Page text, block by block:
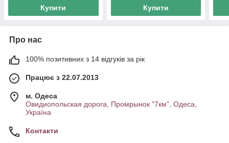
Купити Купити
Про нас
100% позитивних з 14 відгуків за рік
Працює з 22.07.2013
м. Одеса
Овидиопольская дорога, Промрынок "7км", Одеса,
Україна
Контакти